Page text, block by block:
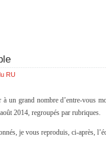
RU
à un grand nombre d’entre-vous
2014, regroupés par rubriques.
je vous reproduis, ci-après,